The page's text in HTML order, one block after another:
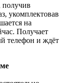
получив
укомплектовав
на
Получает
телефон и ждёт